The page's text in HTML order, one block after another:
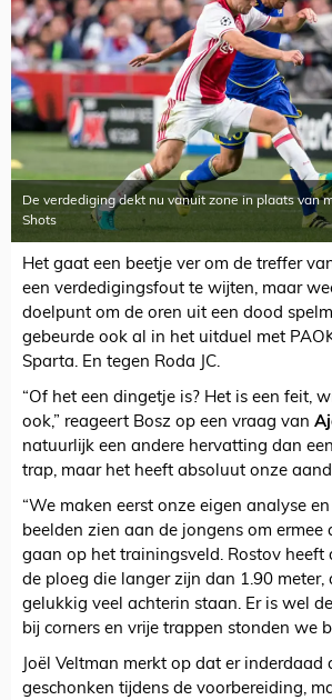
De verdediging dekt nu vanuit zone in plaats van
Shots
Het gaat een beetje ver om de treffer
een verdedigingsfout te wijten, maar
doelpunt om de oren uit een dood
gebeurde ook al in het uitduel met
Sparta. En tegen Roda JC.
“Of het een dingetje is? Het is een feit,
ook,” reageert Bosz op een vraag van
natuurlijk een andere hervatting dan
trap, maar het heeft absoluut onze
“We maken eerst onze eigen analyse
beelden zien aan de jongens om ermee
gaan op het trainingsveld. Rostov heeft
de ploeg die langer zijn dan 1.90 meter,
gelukkig veel achterin staan. Er is wel
bij corners en vrije trappen stonden we
Joël Veltman merkt op dat er
geschonken tijdens de voorbereiding,